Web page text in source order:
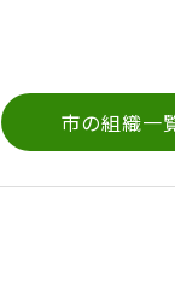
市の組織一